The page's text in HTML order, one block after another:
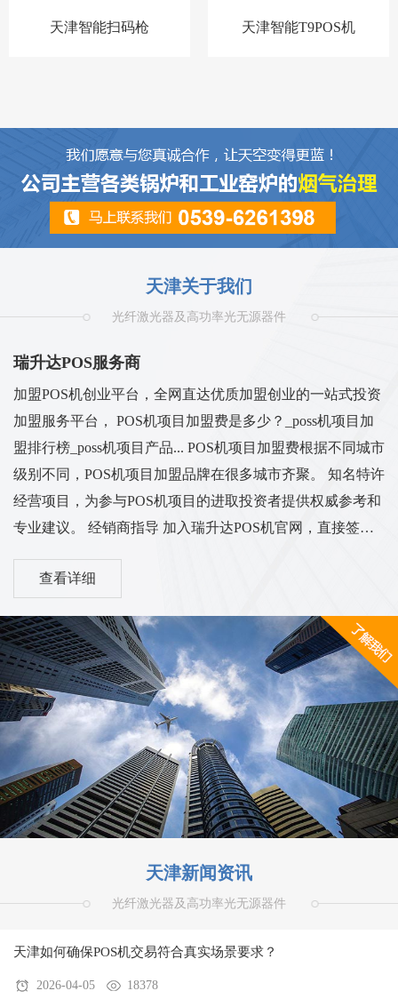
天津智能扫码枪 天津智能T9POS机
天津关于我们
光纤激光器及高功率光无源器件
瑞升达POS服务商
加盟POS机创业平台，全网直达优质加盟创业的一站式投资
加盟服务平台， POS机项目加盟费是多少？_poss机项目加
盟排行榜_poss机项目产品... POS机项目加盟费根据不同城市
级别不同，POS机项目加盟品牌在很多城市齐聚。 知名特许
经营项目，为参与POS机项目的进取投资者提供权威参考和
专业建议。 经销商指导 加入瑞升达POS机官网，直接签名
盟店在全国范围内低费率、不加价收购POS机，招收代理商
一线品牌中付支付POS机。 POS机代理加盟、刷卡机投资购
买 - POS支付创业网 ...
查看详细
天津新闻资讯
光纤激光器及高功率光无源器件
天津如何确保POS机交易符合真实场景要求？
2026-04-05 18378